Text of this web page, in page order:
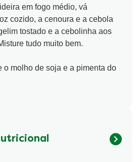
em fogo médio, vá
cozido, a cenoura e a cebola
tostado e a cebolinha aos
tudo muito bem.
o molho de soja e a pimenta do